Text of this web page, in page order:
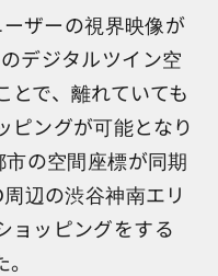
ザーの視界映像が
デジタルツイン空
で、離れていても
ピングが可能となり
の空間座標が同期
辺の渋谷神南エリ
ョッピングをする